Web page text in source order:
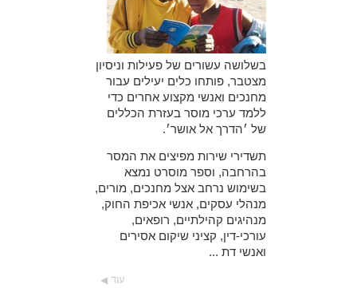
בשלושה עשורים של פעילות וניסיון
מצטבר, פותחו כלים יעילים עבור
מחנכים ואנשי מקצוע אחרים כדי
ללמד ערכי מוסר בעזרת הכללים
של ׳הדרך אל אושר׳.
תשדירי שירות מפיצים את המסר
בהרחבה, וספר מוסרט נמצא
בשימוש נרחב אצל מחנכים, מורים,
מנהלי עסקים, אנשי אכיפת החוק,
מנהיגים קהילתיים, רופאים,
עורכי-דין, קציני שיקום אסירים
ואנשי דת ...
עוד